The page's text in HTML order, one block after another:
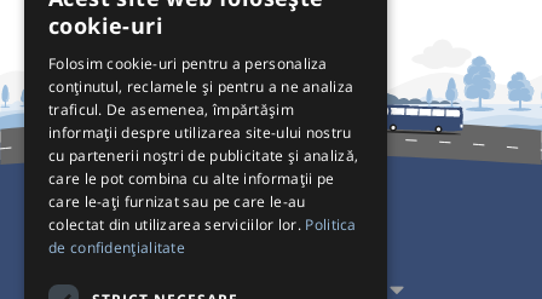
Pentru Călători
Pentru Transportatori
cookie-uri
Folosim cookie-uri pentru a personaliza
conținutul, reclamele și pentru a ne analiza
traficul. De asemenea, împărtășim
informații despre utilizarea site-ului nostru
cu partenerii noștri de publicitate și analiză,
care le pot combina cu alte informații pe
care le-ați furnizat sau pe care le-au
colectat din utilizarea serviciilor lor. Politica
de confidențialitate